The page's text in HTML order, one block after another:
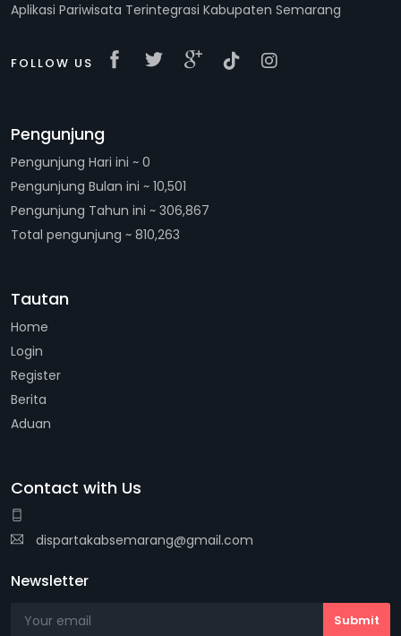
Aplikasi Pariwisata Terintegrasi Kabupaten Semarang
FOLLOW US
Pengunjung
Pengunjung Hari ini ~ 0
Pengunjung Bulan ini ~ 10,501
Pengunjung Tahun ini ~ 306,867
Total pengunjung ~ 810,263
Tautan
Home
Login
Register
Berita
Aduan
Contact with Us
dispartakabsemarang@gmail.com
Newsletter